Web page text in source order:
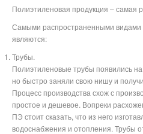
Полиэтиленовая продукция – самая
Самыми распространенными видами
являются:
Трубы.
Полиэтиленовые трубы появились
но быстро заняли свою нишу и
Процесс производства схож с
простое и дешевое. Вопреки
ПЭ стоит сказать, что из него
водоснабжения и отопления. Трубы